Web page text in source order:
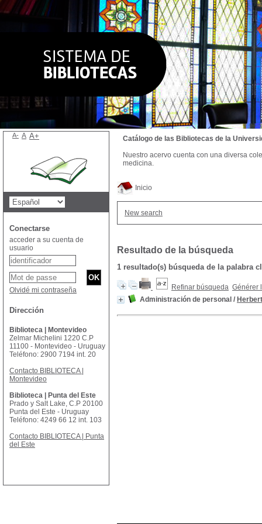
Inicio
New search
Resultado de la búsqueda
1 resultado(s) búsqueda de la palabra
Refinar búsqueda Générer
Administración de personal /
Catálogo de las Bibliotecas de la
Nuestro acervo cuenta con una diversa
medicina.
A- A A+
Conectarse
acceder a su cuenta de
usuario
Olvidé mi contraseña
Dirección
Biblioteca | Montevideo
Zelmar Michelini 1220 C.P
11100 - Montevideo - Uruguay
Teléfono: 2900 7194 int. 20
Contacto BIBLIOTECA |
Montevideo
Biblioteca | Punta del Este
Prado y Salt Lake, C.P 20100
Punta del Este - Uruguay
Teléfono: 4249 66 12 int. 103
Contacto BIBLIOTECA | Punta
del Este